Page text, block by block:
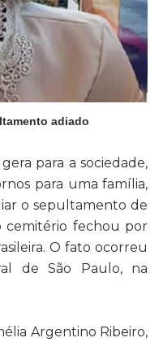
adiado
para a sociedade,
para uma família,
o sepultamento de
fechou por
O fato ocorreu
de São Paulo, na
Argentino Ribeiro,